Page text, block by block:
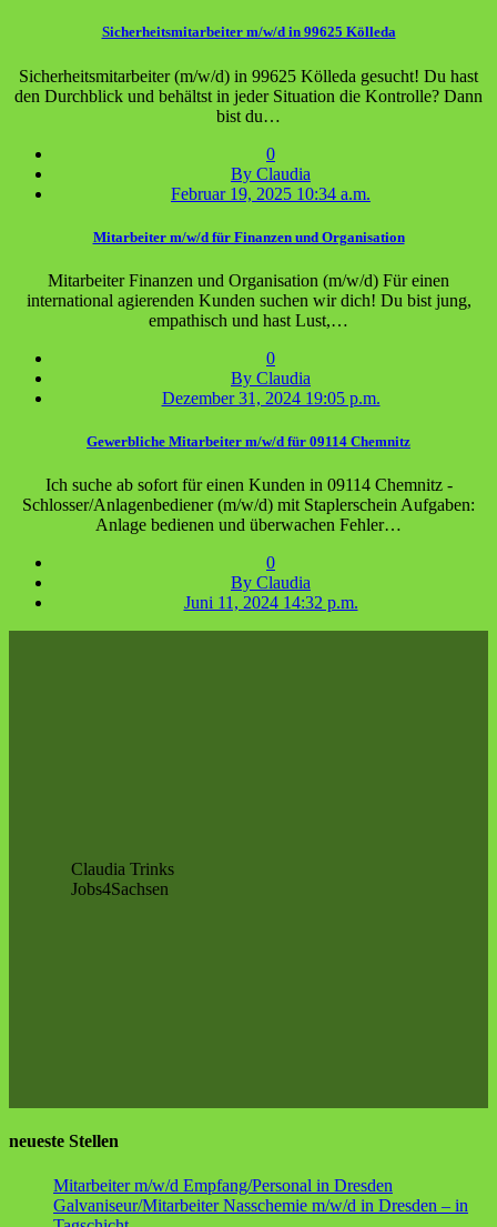
Sicherheitsmitarbeiter m/w/d in 99625 Kölleda
Sicherheitsmitarbeiter (m/w/d) in 99625 Kölleda gesucht! Du hast
den Durchblick und behältst in jeder Situation die Kontrolle? Dann
bist du…
0
By Claudia
Februar 19, 2025 10:34 a.m.
Mitarbeiter m/w/d für Finanzen und Organisation
Mitarbeiter Finanzen und Organisation (m/w/d) Für einen
international agierenden Kunden suchen wir dich! Du bist jung,
empathisch und hast Lust,…
0
By Claudia
Dezember 31, 2024 19:05 p.m.
Gewerbliche Mitarbeiter m/w/d für 09114 Chemnitz
Ich suche ab sofort für einen Kunden in 09114 Chemnitz -
Schlosser/Anlagenbediener (m/w/d) mit Staplerschein Aufgaben:
Anlage bedienen und überwachen Fehler…
0
By Claudia
Juni 11, 2024 14:32 p.m.
Claudia Trinks
Jobs4Sachsen
neueste Stellen
Mitarbeiter m/w/d Empfang/Personal in Dresden
Galvaniseur/Mitarbeiter Nasschemie m/w/d in Dresden – in